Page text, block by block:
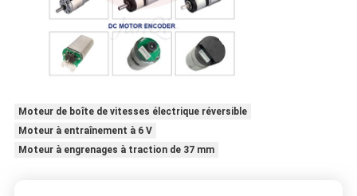
Moteur de boîte de vitesses électrique réversible
Moteur à entraînement à 6 V
Moteur à engrenages à traction de 37 mm